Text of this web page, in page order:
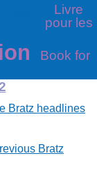
Livre
pour les
Book for
Bratz headlines
Bratz